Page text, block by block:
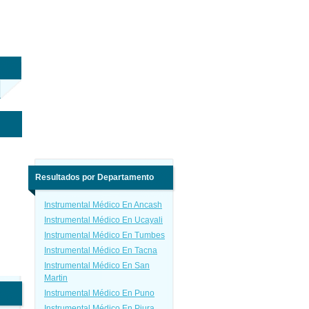
Resultados por Departamento
Instrumental Médico En Ancash
Instrumental Médico En Ucayali
Instrumental Médico En Tumbes
Instrumental Médico En Tacna
Instrumental Médico En San
Martin
Instrumental Médico En Puno